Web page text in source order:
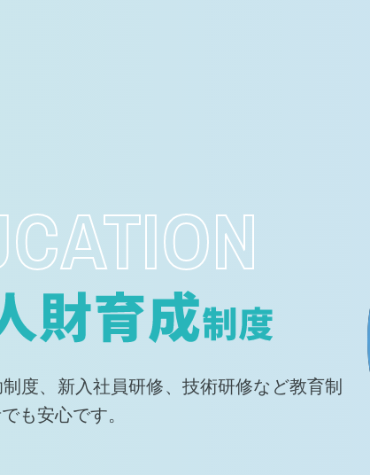
度、新入社員研修、技術研修など教育制
も安心です。